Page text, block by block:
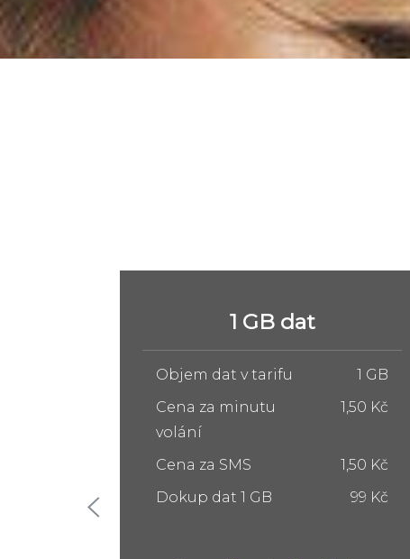
5 GB dat
Objem dat v tarifu
5 GB
Cena za minutu
volání
1,50 Kč
Cena za SMS
1,50 Kč
Dokup dat 5 GB
249 Kč